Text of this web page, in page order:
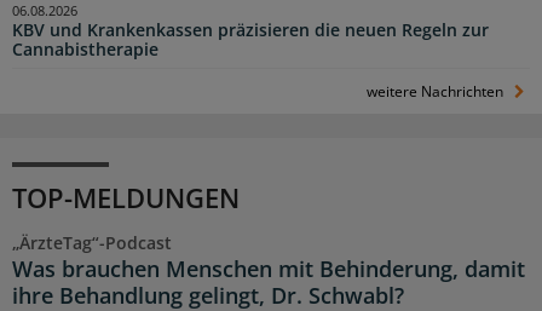
KBV und Krankenkassen präzisieren die neuen Regeln zur
Cannabistherapie
06.08.2026
weitere Nachrichten
TOP-MELDUNGEN
„ÄrzteTag“-Podcast
Was brauchen Menschen mit Behinderung, damit
ihre Behandlung gelingt, Dr. Schwabl?